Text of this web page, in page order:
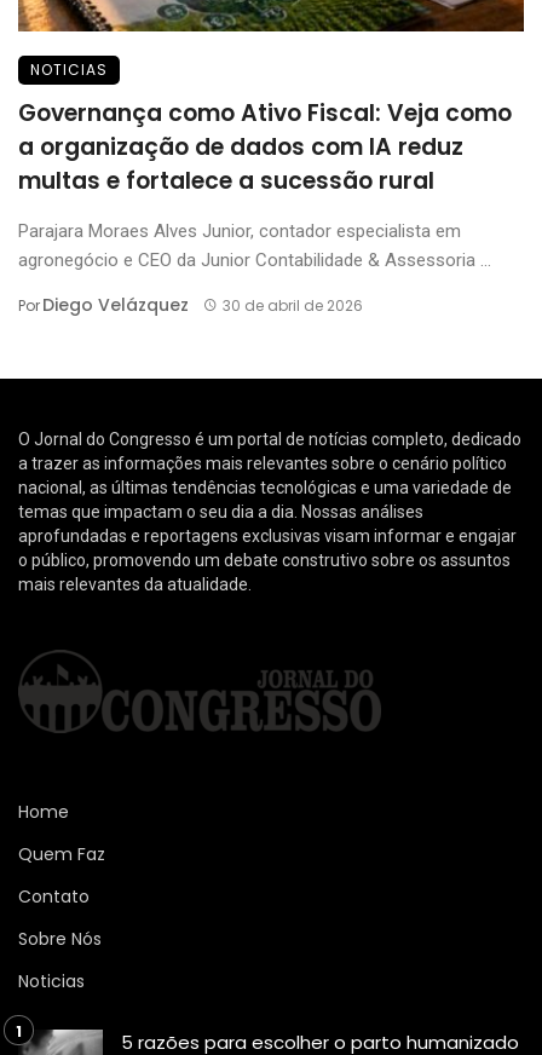
NOTICIAS
Governança como Ativo Fiscal: Veja como
a organização de dados com IA reduz
multas e fortalece a sucessão rural
Parajara Moraes Alves Junior, contador especialista em
agronegócio e CEO da Junior Contabilidade & Assessoria ...
PorDiego Velázquez 30 de abril de 2026
O Jornal do Congresso é um portal de notícias completo, dedicado
a trazer as informações mais relevantes sobre o cenário político
nacional, as últimas tendências tecnológicas e uma variedade de
temas que impactam o seu dia a dia. Nossas análises
aprofundadas e reportagens exclusivas visam informar e engajar
o público, promovendo um debate construtivo sobre os assuntos
mais relevantes da atualidade.
Home
Quem Faz
Contato
Sobre Nós
Noticias
5 razões para escolher o parto humanizado